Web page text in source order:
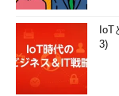
3)